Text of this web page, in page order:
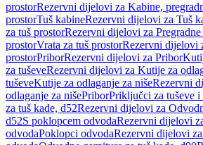
prostorRezervni dijelovi za Kabine,
prostorTuš kabineRezervni dijelovi za Tuš
za tuš prostorRezervni dijelovi za Pregradne
prostorVrata za tuš prostorRezervni dijelovi
prostorPriborRezervni dijelovi za Pribor
za tuševeRezervni dijelovi za Kutije za
tuševeKutije za odlaganje za nišeRezervni
odlaganje za nišePriborPriključci za tuševe i
za tuš kade, d52Rezervni dijelovi za
d52S poklopcem odvodaRezervni dijelovi
odvodaPoklopci odvodaRezervni dijelovi